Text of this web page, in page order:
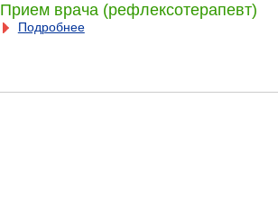
Прием врача (рефлексотерапевт)
Подробнее